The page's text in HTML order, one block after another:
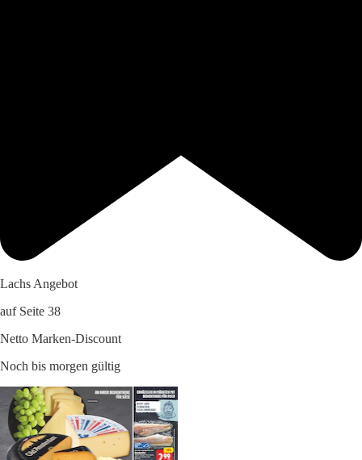
Lachs Angebot
auf Seite 38
Netto Marken-Discount
Noch bis morgen gültig